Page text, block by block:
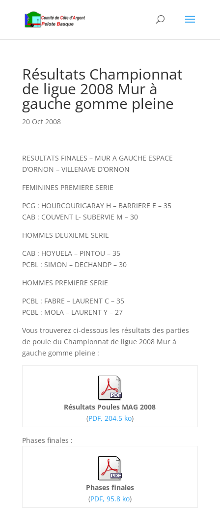
Résultats Championnat
de ligue 2008 Mur à
gauche gomme pleine
20 Oct 2008
RESULTATS FINALES – MUR A GAUCHE ESPACE
D’ORNON – VILLENAVE D’ORNON
FEMININES PREMIERE SERIE
PCG : HOURCOURIGARAY H – BARRIERE E – 35
CAB : COUVENT L- SUBERVIE M – 30
HOMMES DEUXIEME SERIE
CAB : HOYUELA – PINTOU – 35
PCBL : SIMON – DECHANDP – 30
HOMMES PREMIERE SERIE
PCBL : FABRE – LAURENT C – 35
PCBL : MOLA – LAURENT Y – 27
Vous trouverez ci-dessous les résultats des parties
de poule du Championnat de ligue 2008 Mur à
gauche gomme pleine :
Résultats Poules MAG 2008
(PDF, 204.5 ko)
Phases finales :
Phases finales
(PDF, 95.8 ko)